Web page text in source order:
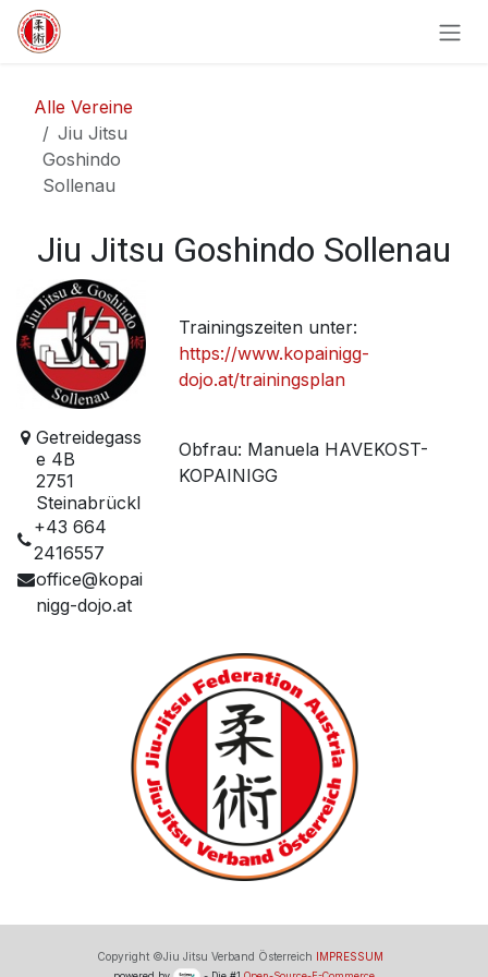
Zum Inhalt springen
Alle Vereine
Jiu Jitsu
Goshindo
Sollenau
Jiu Jitsu Goshindo Sollenau
Getreidegass
e 4B
2751
Steinabrückl
+43 664
2416557
office@kopai
nigg-dojo.at
Trainingszeiten unter:
https://www.kopainigg-
dojo.at/trainingsplan
Obfrau: Manuela HAVEKOST-
KOPAINIGG
Copyright ©Jiu Jitsu Verband Österreich IMPRESSUM